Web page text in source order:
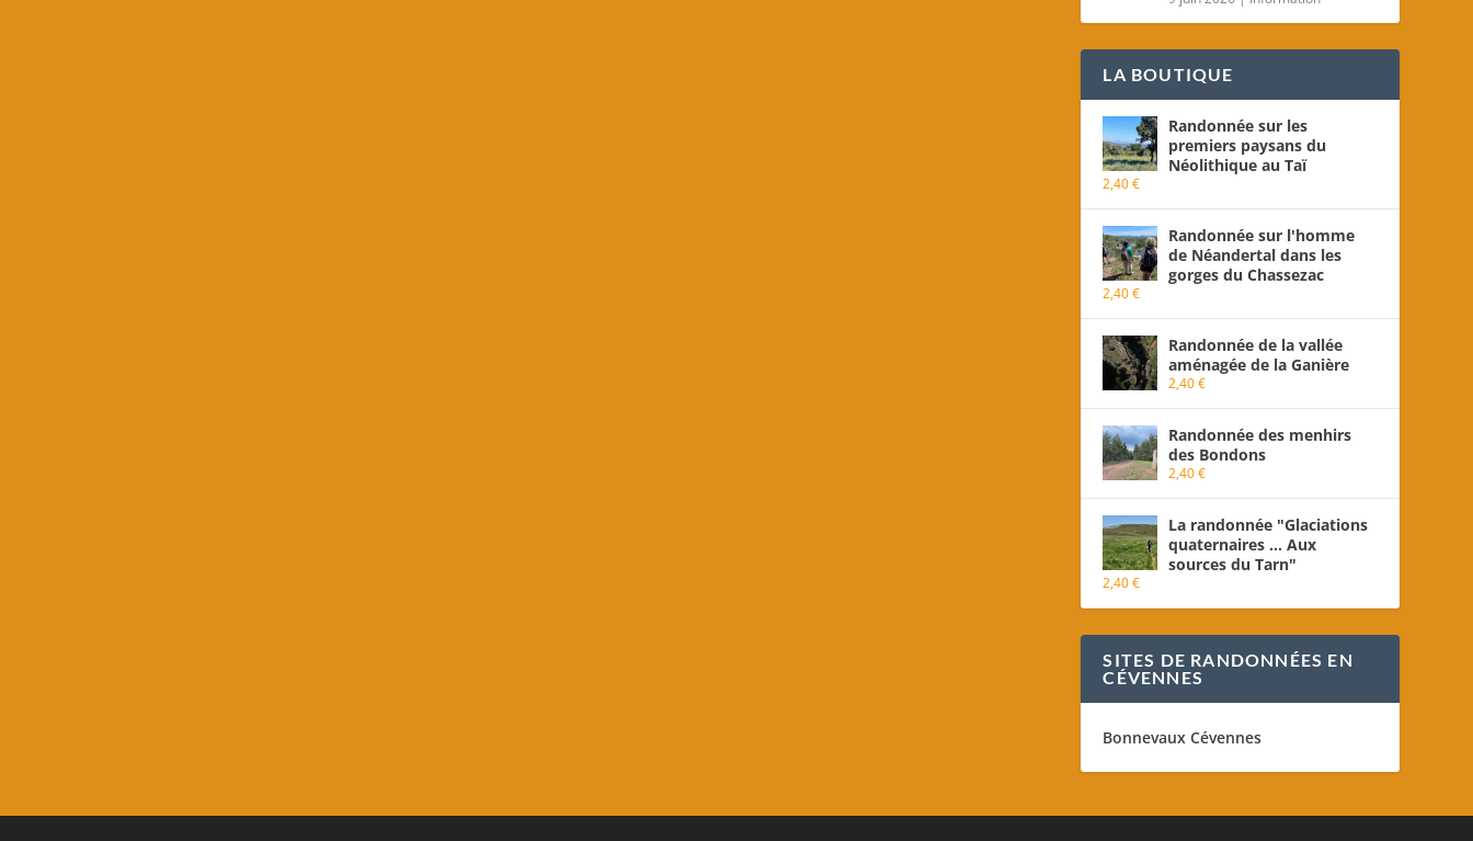
LA BOUTIQUE
Randonnée sur les
premiers paysans du
Néolithique au Taï
2,40€
Randonnée sur l'homme
de Néandertal dans les
gorges du Chassezac
2,40€
Randonnée de la vallée
aménagée de la Ganière
2,40€
Randonnée des menhirs
des Bondons
2,40€
La randonnée "Glaciations
quaternaires ... Aux
sources du Tarn"
2,40€
SITES DE RANDONNÉES EN
CÉVENNES
Bonnevaux Cévennes